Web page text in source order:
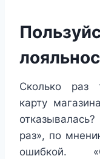
Сколько раз
карту
раз», по
ошибкой.